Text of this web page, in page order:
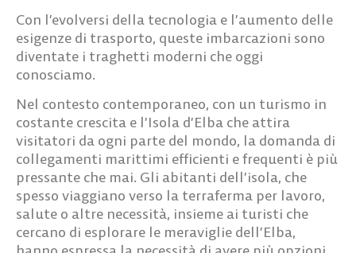
Con l’evolversi della tecnologia e l’aumento delle
esigenze di trasporto, queste imbarcazioni sono
diventate i traghetti moderni che oggi
conosciamo.
Nel contesto contemporaneo, con un turismo in
costante crescita e l’Isola d’Elba che attira
visitatori da ogni parte del mondo, la domanda di
collegamenti marittimi efficienti e frequenti è più
pressante che mai. Gli abitanti dell’isola, che
spesso viaggiano verso la terraferma per lavoro,
salute o altre necessità, insieme ai turisti che
cercano di esplorare le meraviglie dell’Elba,